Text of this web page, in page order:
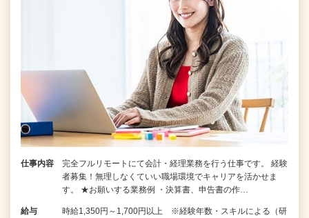
仕事内容
完全フルリモートにて会計・経理業務を行う仕事です。 経験
者募集！無理しなくていい職場環境でキャリアを活かせま
す。 ★お願いする業務例 ・決算書、申告書の作…
給与
時給1,350円～1,700円以上 ※経験年数・スキルによる（研